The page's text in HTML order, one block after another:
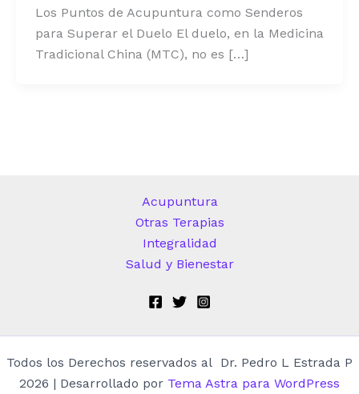
Los Puntos de Acupuntura como Senderos
para Superar el Duelo El duelo, en la Medicina
Tradicional China (MTC), no es […]
Acupuntura
Otras Terapias
Integralidad
Salud y Bienestar
Todos los Derechos reservados al Dr. Pedro L Estrada P
2026 | Desarrollado por Tema Astra para WordPress